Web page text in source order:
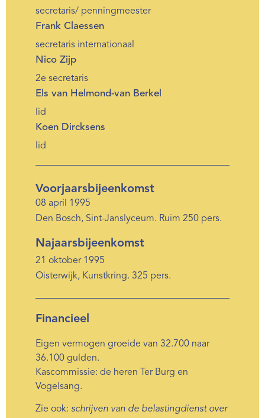
secretaris/ penningmeester
Frank Claessen
secretaris internationaal
Nico Zijp
2e secretaris
Els van Helmond-van Berkel
lid
Koen Dircksens
lid
Voorjaarsbijeenkomst
08 april 1995
Den Bosch, Sint-Janslyceum. Ruim 250 pers.
Najaarsbijeenkomst
21 oktober 1995
Oisterwijk, Kunstkring. 325 pers.
Financieel
Eigen vermogen groeide van 32.700 naar
36.100 gulden.
Kascommissie: de heren Ter Burg en
Vogelsang.
Zie ook: schrijven van de belastingdienst over